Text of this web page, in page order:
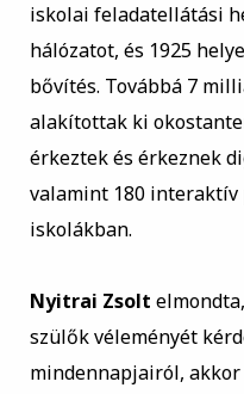
iskolai feladatellátási
hálózatot, és 1925
bővítés. Továbbá 7
alakítottak ki
érkeztek és érkeznek
valamint 180
iskolákban.
Nyitrai Zsolt
szülők véleményét
mindennapjairól, akkor